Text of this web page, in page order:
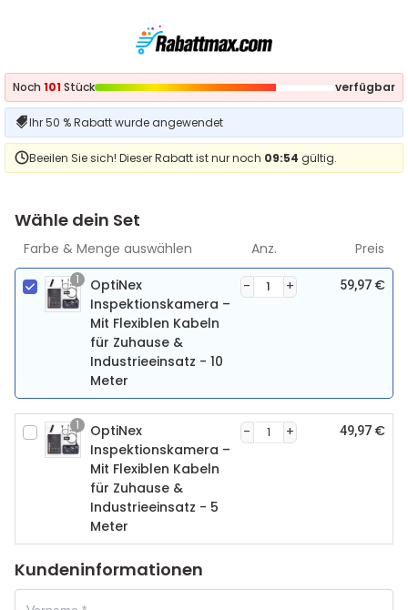
Noch 101 Stück verfügbar
Ihr 50 % Rabatt wurde angewendet
Beeilen Sie sich! Dieser Rabatt ist nur noch 09:54 gültig.
Wähle dein Set
Farbe & Menge auswählen Anz. Preis
1
OptiNex
Inspektionskamera –
Mit Flexiblen Kabeln
für Zuhause &
Industrieeinsatz - 10
Meter
59,97 €
1
OptiNex
Inspektionskamera –
Mit Flexiblen Kabeln
für Zuhause &
Industrieeinsatz - 5
Meter
49,97 €
Kundeninformationen